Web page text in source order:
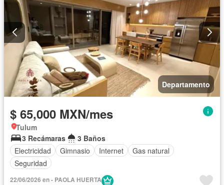
Departamento
$ 65,000 MXN/mes
Tulum
3 Recámaras
3 Baños
Electricidad
Gimnasio Internet
Gas natural
Seguridad
22/06/2026 en - PAOLA HUERTA